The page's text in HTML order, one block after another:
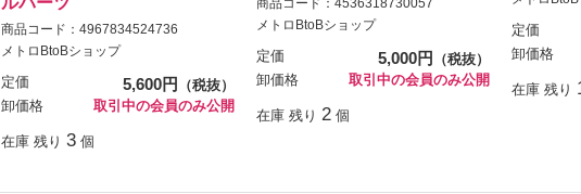
商品コード：4967834524736
メトロBtoBショップ
定価 5,600円
（税抜）
卸価格
取引中の会員のみ公開
在庫 残り 3 個
商品コード：4536318730057
メトロBtoBショップ
定価 5,000円
（税抜）
卸価格
取引中の会員のみ公開
在庫 残り 2 個
定価
卸価格
在庫 残り